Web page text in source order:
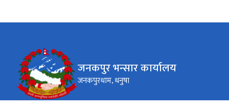
जनकपुर भन्सार कार्यालय
जनकपुरधाम, धनुषा